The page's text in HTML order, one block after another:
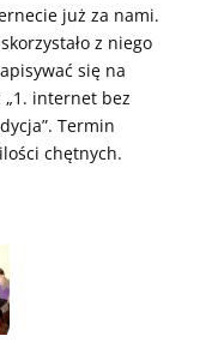
już za nami.
z niego
się na
internet bez
Termin
chętnych.